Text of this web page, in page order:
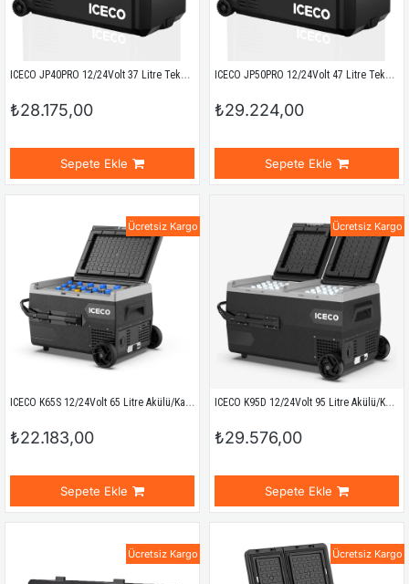
ICECO JP40PRO 12/24Volt 37 Litre Tekerlekli Outdoor Kompresörlü Oto Buzdolabı/Dondurucu
₺28.175,00
Sepete Ekle
ICECO JP50PRO 12/24Volt 47 Litre Tekerlekli Outdoor Kompresörlü Oto Buzdolabı/Dondurucu
₺29.224,00
Sepete Ekle
ICECO K65S 12/24Volt 65 Litre Akülü/Kablolu/ Kompresörlü Tekerlekli Outdoor Oto Buzdolabı/Dondurucu (Akü Dahil Değildir)
₺22.183,00
Sepete Ekle
Ücretsiz Kargo
ICECO K95D 12/24Volt 95 Litre Akülü/Kablolu/ Çift Bölmeli Kompresörlü Tekerlekli Outdoor Oto Buzdolabı/Dondurucu (Akü Dahil Değildir)
₺29.576,00
Sepete Ekle
Ücretsiz Kargo
Ücretsiz Kargo Ücretsiz Kargo